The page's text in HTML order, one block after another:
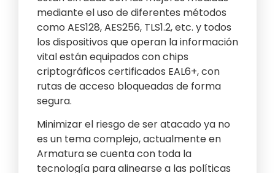
mediante el uso de diferentes métodos
como AES128, AES256, TLS1.2, etc. y todos
los dispositivos que operan la información
vital están equipados con chips
criptográficos certificados EAL6+, con
rutas de acceso bloqueadas de forma
segura.
Minimizar el riesgo de ser atacado ya no
es un tema complejo, actualmente en
Armatura se cuenta con toda la
tecnología para alinearse a las políticas